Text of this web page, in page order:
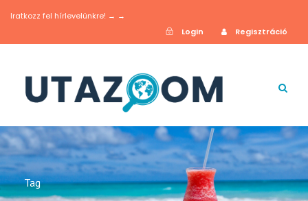
Iratkozz fel hírlevelünkre! → →
Login
Regisztráció
Tag